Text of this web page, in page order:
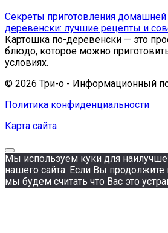
Секреты приготовления
деревенски: лучшие рецепты и
Картошка по-деревенски — это
блюдо, которое можно
условиях.
© 2026 Три-о - Информационный
Политика конфиденциальности
Карта сайта
Мы используем куки для
нашего сайта. Если Вы продолжите
мы будем считать что Вас это